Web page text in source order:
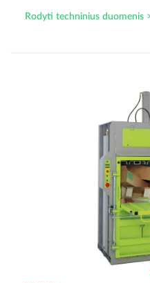
Rodyti techninius duomenis